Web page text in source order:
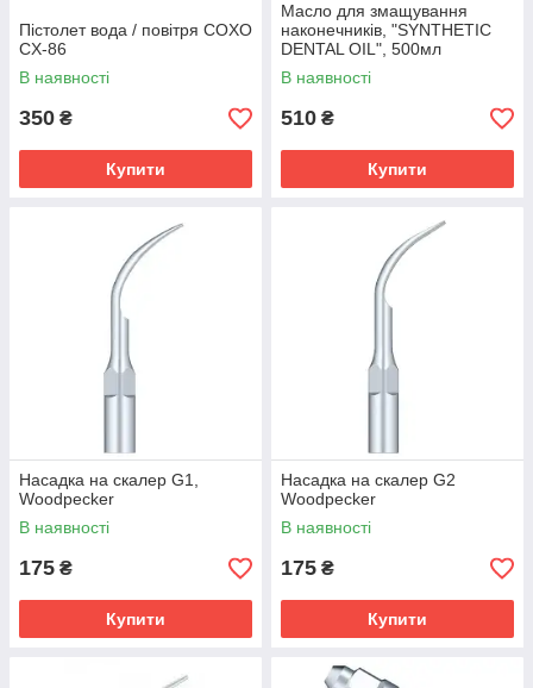
Пістолет вода / повітря COXO
CX-86
В наявності
350 ₴
Купити
Масло для змащування
наконечників, "SYNTHETIC
DENTAL OIL", 500мл
В наявності
510 ₴
Купити
Насадка на скалер G1,
Woodpecker
В наявності
175 ₴
Купити
Насадка на скалер G2
Woodpecker
В наявності
175 ₴
Купити